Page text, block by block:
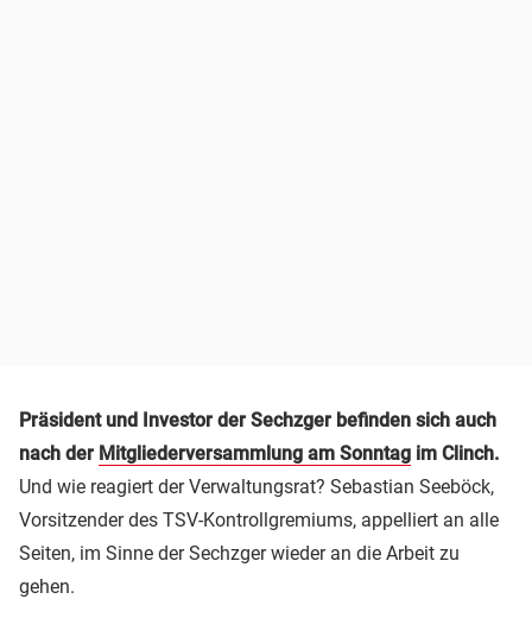
Präsident und Investor der Sechzger befinden sich auch
nach der Mitgliederversammlung am Sonntag im Clinch.
Und wie reagiert der Verwaltungsrat? Sebastian Seeböck,
Vorsitzender des TSV-Kontrollgremiums, appelliert an alle
Seiten, im Sinne der Sechzger wieder an die Arbeit zu
gehen.